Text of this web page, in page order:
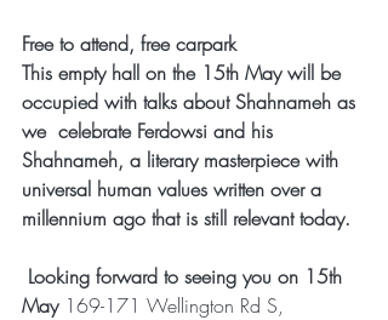
Free to attend, free carpark
This empty hall on the 15th May will be
occupied with talks about Shahnameh as
we  celebrate Ferdowsi and his
Shahnameh, a literary masterpiece with
universal human values written over a
millennium ago that is still relevant today.
May 169-171 Wellington Rd S,